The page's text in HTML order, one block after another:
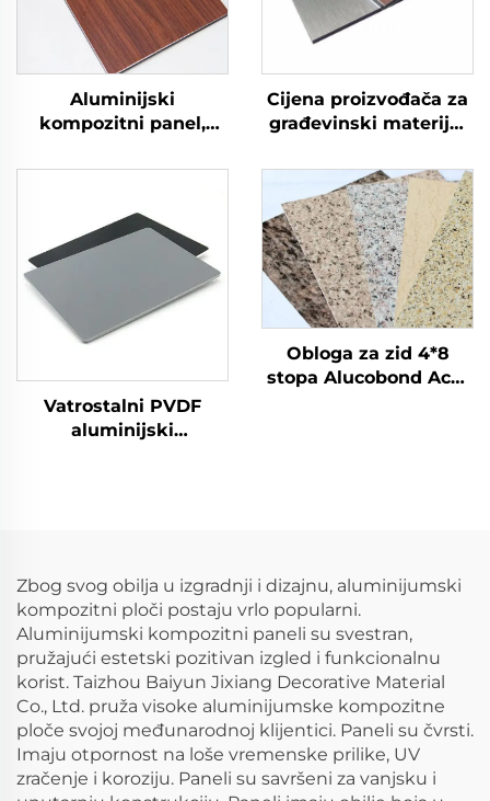
Aluminijski
kompozitni panel,
zidova, 4 mm
Cijena proizvođača za
građevinski materijal
aluminijski
kompozitni panel
Alucobond
Vatrostalni PVDF
aluminijski
Obloga za zid 4*8
stopa Alucobond Acm
Zbog svog obilja u izgradnji i dizajnu, aluminijumski
kompozitni ploči postaju vrlo popularni.
Aluminijumski kompozitni paneli su svestran,
pružajući estetski pozitivan izgled i funkcionalnu
korist. Taizhou Baiyun Jixiang Decorative Material
Co., Ltd. pruža visoke aluminijumske kompozitne
ploče svojoj međunarodnoj klijentici. Paneli su čvrsti.
Imaju otpornost na loše vremenske prilike, UV
zračenje i koroziju. Paneli su savršeni za vanjsku i